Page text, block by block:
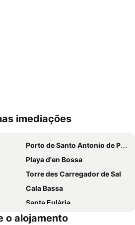
imediações
Porto de Santo Antonio de Portmany
Playa d'en Bossa
Torre des Carregador de Sal
Cala Bassa
Santa Eulària
Es Pujols
o alojamento